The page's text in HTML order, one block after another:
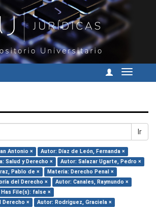
Cambiar
Ir
Antonio ×
Autor: Díaz de León, Fernanda ×
Salud y Derecho ×
Autor: Salazar Ugarte, Pedro ×
Pablo de ×
Materia: Derecho Penal ×
del Derecho ×
Autor: Canales, Raymundo ×
Has File(s): false ×
×
Autor: Rodríguez, Graciela ×